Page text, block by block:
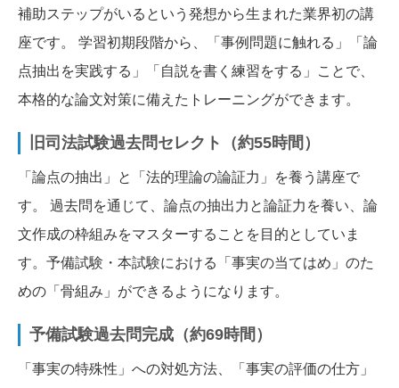
補助ステップがいるという発想から生まれた業界初の講
座です。 学習初期段階から、「事例問題に触れる」「論
点抽出を実践する」「自説を書く練習をする」ことで、
本格的な論文対策に備えたトレーニングができます。
旧司法試験過去問セレクト（約55時間）
「論点の抽出」と「法的理論の論証力」を養う講座で
す。 過去問を通じて、論点の抽出力と論証力を養い、論
文作成の枠組みをマスターすることを目的としていま
す。予備試験・本試験における「事実の当てはめ」のた
めの「骨組み」ができるようになります。
予備試験過去問完成（約69時間）
「事実の特殊性」への対処方法、「事実の評価の仕方」